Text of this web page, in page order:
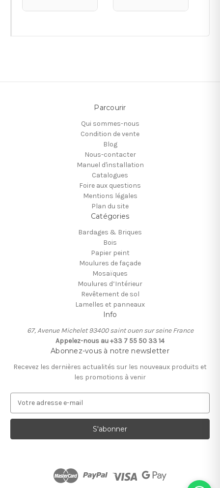
Parcourir
Qui sommes-nous
Condition de vente
Blog
Nous-contacter
Manuel d'installation
Catalogues
Foire aux questions
Mentions légales
Plan du site
Catégories
Bardages & Briques
Bois
Papier peint
Moulures de façade
Mosaïques
Moulures d’Intérieur
Revêtement de sol
Lamelles et panneaux
Info
67, Avenue Michelet 93400 saint ouen sur seine France
Appelez-nous au +33 7 55 50 33 14
Abonnez-vous à notre newsletter
Recevez les dernières actualités sur les nouveaux produits et
les promotions à venir
r
s